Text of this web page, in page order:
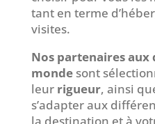
tant en terme
visites.
Nos partenaires aux
monde sont
leur rigueur, ainsi
s’adapter aux